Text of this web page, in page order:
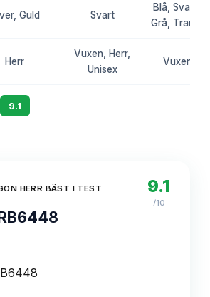
Guld Svart
Blå, Svart,
Grå,
Herr
Vuxen, Herr,
Unisex
Vuxen,
9.1
HERR BÄST I TEST 9.1
/10